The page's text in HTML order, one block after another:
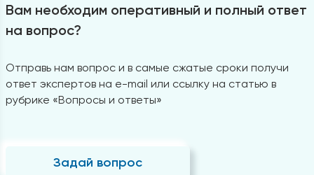
Вам необходим оперативный и полный ответ
на вопрос?
Отправь нам вопрос и в самые сжатые сроки получи
ответ экспертов на e-mail или ссылку на статью в
рубрике «Вопросы и ответы»
Задай вопрос